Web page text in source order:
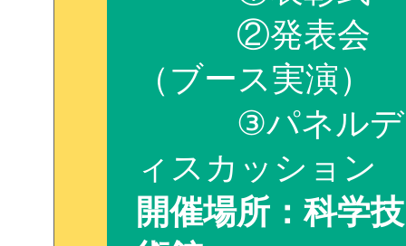
②発表会
（ブース実演）
③パネルデ
ィスカッション
開催場所：科学技